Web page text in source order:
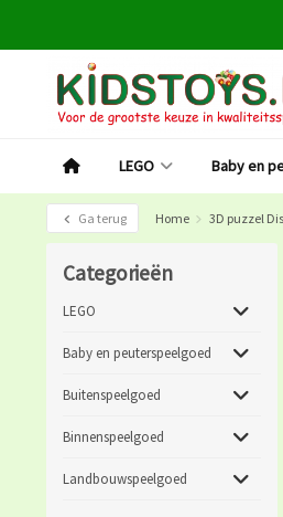
LEGO Baby en
Ga terug Home 3D puzzel
Categorieën
LEGO
Baby en peuterspeelgoed
Buitenspeelgoed
Binnenspeelgoed
Landbouwspeelgoed